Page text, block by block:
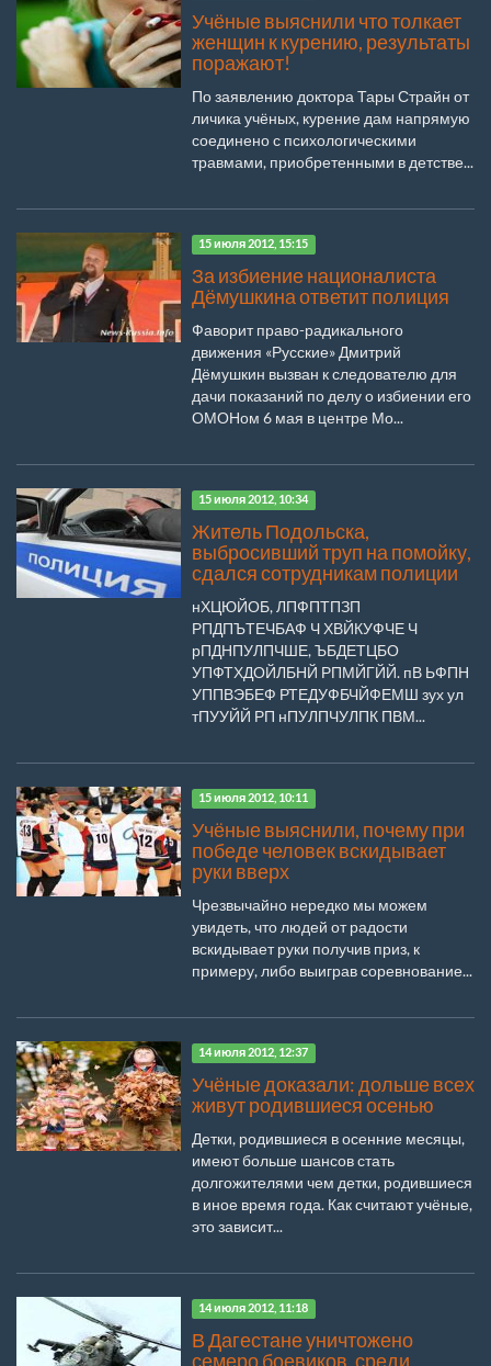
Учёные выяснили что толкает
женщин к курению, результаты
поражают!
По заявлению доктора Тары Страйн от
личика учёных, курение дам напрямую
соединено с психологическими
травмами, приобретенными в детстве...
15 июля 2012, 15:15
За избиение националиста
Дёмушкина ответит полиция
Фаворит право-радикального
движения «Русские» Дмитрий
Дёмушкин вызван к следователю для
дачи показаний по делу о избиении его
ОМОНом 6 мая в центре Мо...
15 июля 2012, 10:34
Житель Подольска,
выбросивший труп на помойку,
сдался сотрудникам полиции
нХЦЮЙОБ, ЛПФПТПЗП
РПДПЪТЕЧБАФ Ч ХВЙКУФЧЕ Ч
рПДНПУЛПЧШЕ, ЪБДЕТЦБО
УПФТХДОЙЛБНЙ РПМЙГЙЙ. пВ ЬФПН
УППВЭБЕФ РТЕДУФБЧЙФЕМШ зух ул
тПУУЙЙ РП нПУЛПЧУЛПК ПВМ...
15 июля 2012, 10:11
Учёные выяснили, почему при
победе человек вскидывает
руки вверх
Чрезвычайно нередко мы можем
увидеть, что людей от радости
вскидывает руки получив приз, к
примеру, либо выиграв соревнование...
14 июля 2012, 12:37
Учёные доказали: дольше всех
живут родившиеся осенью
Детки, родившиеся в осенние месяцы,
имеют больше шансов стать
долгожителями чем детки, родившиеся
в иное время года. Как считают учёные,
это зависит...
14 июля 2012, 11:18
В Дагестане уничтожено
семеро боевиков, среди